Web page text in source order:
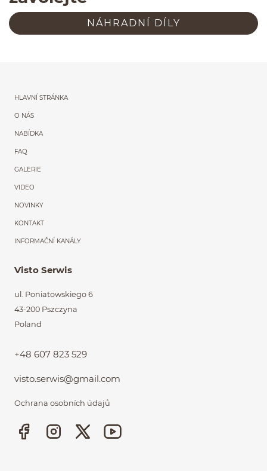
NÁHRADNÍ DÍLY
Menu główne
HLAVNÍ STRÁNKA
O NÁS
NABÍDKA
FAQ
GALERIE
VIDEO
NOVINKY
KONTAKT
INFORMAČNÍ KANÁLY
Visto Serwis
ul. Poniatowskiego 6
43-200 Pszczyna
Poland
+48 607 823 529
visto.serwis@gmail.com
Ochrana osobních údajů